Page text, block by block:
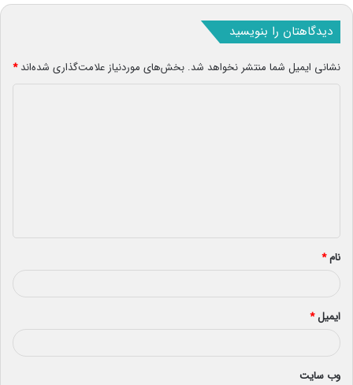
دیدگاهتان را بنویسید
نشانی ایمیل شما منتشر نخواهد شد. بخش‌های موردنیاز علامت‌گذاری شده‌اند*
*
نام*
ایمیل*
وب‌ سایت